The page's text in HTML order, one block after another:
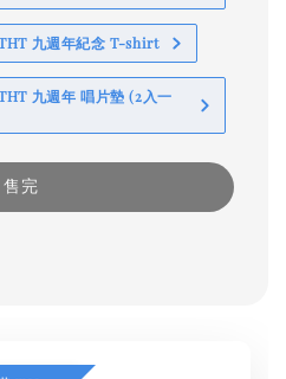
九週年紀念 T-shirt
九週年 唱片墊 (2入一
售完